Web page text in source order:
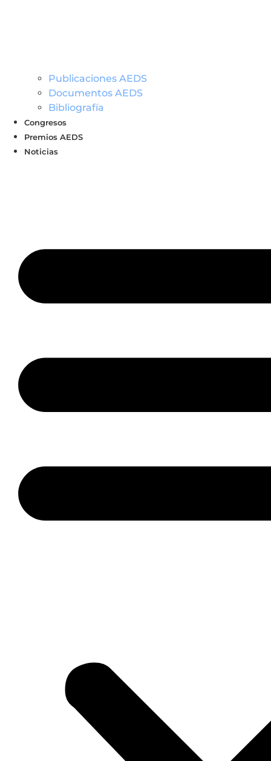
Publicaciones AEDS
Documentos AEDS
Bibliografía
Congresos
Premios AEDS
Noticias